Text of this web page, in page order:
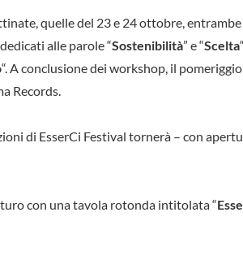
quelle del 23 e 24 ottobre,
alle parole “Sostenibilità” e “Scelta
“. A conclusione dei workshop, il
Records.
di EsserCi Festival tornerà – con
con una tavola rotonda intitolata “